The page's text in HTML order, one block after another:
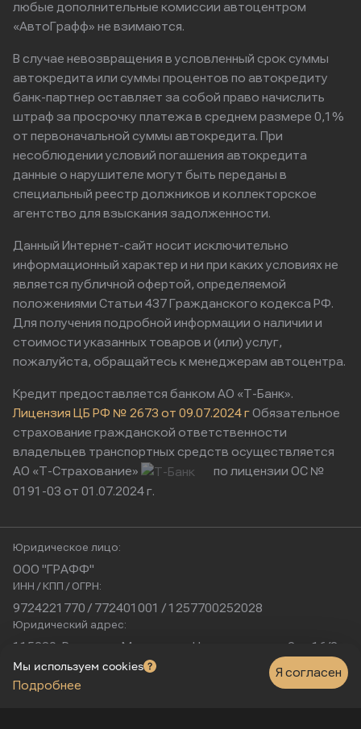
любые дополнительные комиссии автоцентром
«АвтоГрафф» не взимаются.
В случае невозвращения в условленный срок суммы
автокредита или суммы процентов по автокредиту
банк-партнер оставляет за собой право начислить
штраф за просрочку платежа в среднем размере 0,1%
от первоначальной суммы автокредита. При
несоблюдении условий погашения автокредита
данные о нарушителе могут быть переданы в
специальный реестр должников и коллекторское
агентство для взыскания задолженности.
Данный Интернет-сайт носит исключительно
информационный характер и ни при каких условиях не
является публичной офертой, определяемой
положениями Статьи 437 Гражданского кодекса РФ.
Для получения подробной информации о наличии и
стоимости указанных товаров и (или) услуг,
пожалуйста, обращайтесь к менеджерам автоцентра.
Кредит предоставляется банком АО «Т-Банк».
Лицензия ЦБ РФ № 2673 от 09.07.2024 гОбязательное
страхование гражданской ответственности
владельцев транспортных средств осуществляется
АО «Т-Страхование»
по лицензии ОС №
0191-03 от 01.07.2024 г.
Юридическое лицо:
ООО "ГРАФФ"
ИНН / КПП / ОГРН:
9724221770 / 772401001 / 1257700252028
Юридический адрес:
115230, Россия, г. Москва, ул. Нагатинская, д. 2, п. 16/2
Физический адрес:
г. Москва, Нагатинская улица, 16к1с5
Мы используем cookies
Подробнее
Я согласен